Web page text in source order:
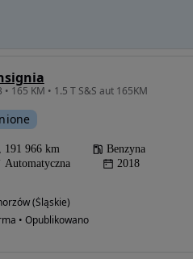
• 165 KM • 1.5 T S&S aut 165KM
191 966 km
Benzyna
Automatyczna
2018
(Śląskie)
• Opublikowano